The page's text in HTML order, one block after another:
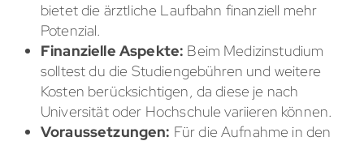
bietet die ärztliche Laufbahn finanziell mehr
Potenzial.
Finanzielle Aspekte: Beim Medizinstudium
solltest du die Studiengebühren und weitere
Kosten berücksichtigen, da diese je nach
Universität oder Hochschule variieren können.
Voraussetzungen: Für die Aufnahme in den